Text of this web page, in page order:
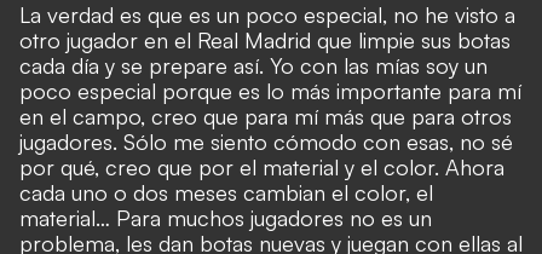
La verdad es que es un poco especial, no he visto a
otro jugador en el Real Madrid que limpie sus botas
cada día y se prepare así. Yo con las mías soy un
poco especial porque es lo más importante para mí
en el campo, creo que para mí más que para otros
jugadores. Sólo me siento cómodo con esas, no sé
por qué, creo que por el material y el color. Ahora
cada uno o dos meses cambian el color, el
material… Para muchos jugadores no es un
problema, les dan botas nuevas y juegan con ellas al